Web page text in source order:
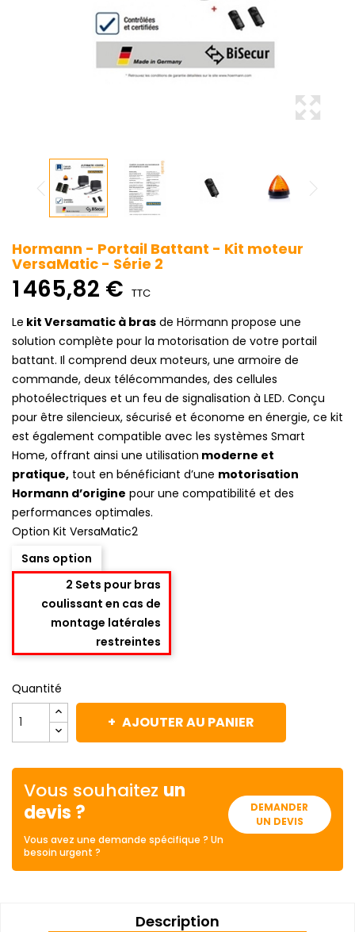
Hormann - Portail Battant - Kit moteur
VersaMatic - Série 2
1 465,82 € TTC
Le kit Versamatic à bras de Hörmann propose une
solution complète pour la motorisation de votre portail
battant. Il comprend deux moteurs, une armoire de
commande, deux télécommandes, des cellules
photoélectriques et un feu de signalisation à LED. Conçu
pour être silencieux, sécurisé et économe en énergie, ce kit
est également compatible avec les systèmes Smart
Home, offrant ainsi une utilisation moderne et
pratique, tout en bénéficiant d’une motorisation
Hormann d’origine pour une compatibilité et des
performances optimales.
Option Kit VersaMatic2
Sans option
2 Sets pour bras
coulissant en cas de
montage latérales
restreintes
Quantité
AJOUTER AU PANIER
Vous souhaitez un
devis ?
Vous avez une demande spécifique ? Un
besoin urgent ?
DEMANDER
UN DEVIS
Description